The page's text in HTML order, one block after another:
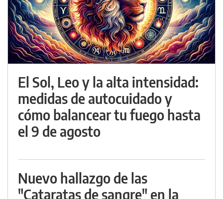
El Sol, Leo y la alta intensidad:
medidas de autocuidado y
cómo balancear tu fuego hasta
el 9 de agosto
Nuevo hallazgo de las
"Cataratas de sangre" en la